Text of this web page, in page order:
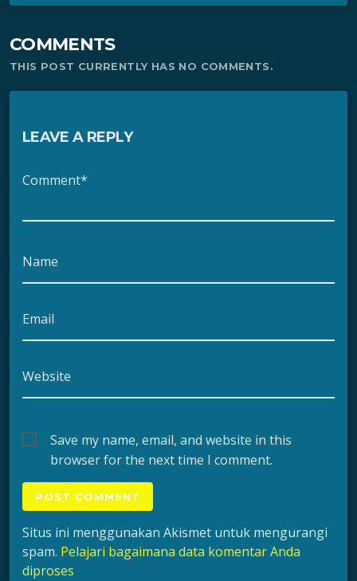
COMMENTS
THIS POST CURRENTLY HAS NO COMMENTS.
LEAVE A REPLY
Comment*
Name
Email
Website
Save my name, email, and website in this
browser for the next time I comment.
Situs ini menggunakan Akismet untuk mengurangi
spam. Pelajari bagaimana data komentar Anda
diproses